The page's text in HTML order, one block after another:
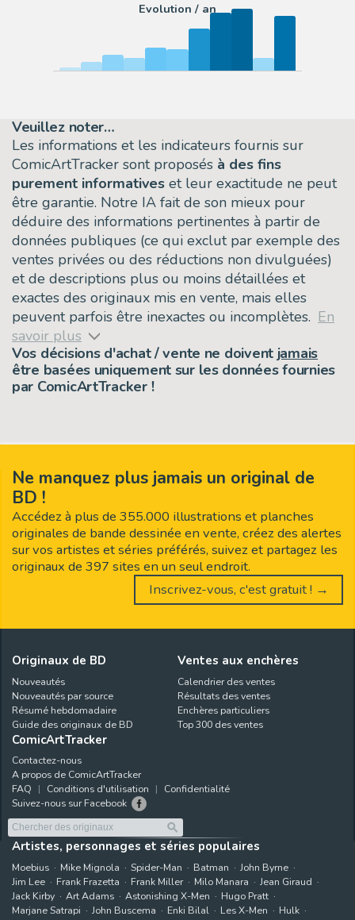
Evolution / an
Veuillez noter…
Les informations et les indicateurs fournis sur
ComicArtTracker sont proposés à des fins
purement informatives et leur exactitude ne peut
être garantie. Notre IA fait de son mieux pour
déduire des informations pertinentes à partir de
données publiques (ce qui exclut par exemple des
ventes privées ou des réductions non divulguées)
et de descriptions plus ou moins détaillées et
exactes des originaux mis en vente, mais elles
peuvent parfois être inexactes ou incomplètes. En
savoir plus
Vos décisions d'achat / vente ne doivent jamais
être basées uniquement sur les données fournies
par ComicArtTracker !
Ne manquez plus jamais un original de
BD !
Accédez à plus de 355.000 illustrations et planches
originales de bande dessinée en vente, créez des alertes
sur vos artistes et séries préférés, suivez et partagez les
originaux de 397 sites en un seul endroit.
Inscrivez-vous, c'est gratuit ! →
Originaux de BD
Nouveautés
Nouveautés par source
Résumé hebdomadaire
Guide des originaux de BD
Ventes aux enchères
Calendrier des ventes
Résultats des ventes
Enchères particuliers
Top 300 des ventes
ComicArtTracker
Contactez-nous
A propos de ComicArtTracker
FAQ
Conditions d'utilisation
Confidentialité
Suivez-nous sur Facebook
Artistes, personnages et séries populaires
Moebius Mike Mignola Spider-Man Batman
John Byrne
Jim Lee
Frank Frazetta Frank Miller Milo Manara
Jean Giraud
Jack Kirby
Art Adams Astonishing X-Men
Hugo Pratt
Marjane Satrapi
John Buscema Enki Bilal Les X-Men
Hulk